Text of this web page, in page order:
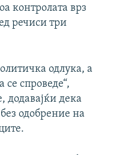
контролата врз
речиси три
одлука, а
се спроведе“,
додавајќи дека
одобрение на